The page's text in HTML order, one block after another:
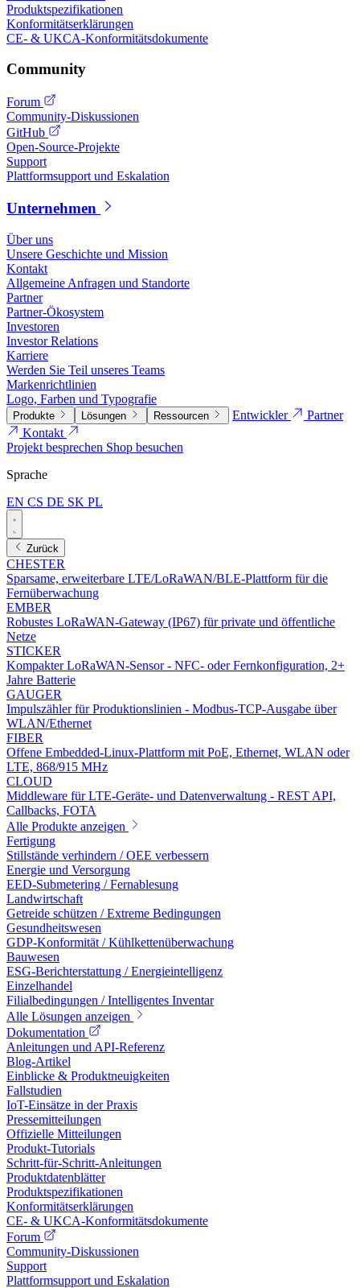
Produktspezifikationen
Konformitätserklärungen
CE- & UKCA-Konformitätsdokumente
Community
Forum
Community-Diskussionen
GitHub
Open-Source-Projekte
Support
Plattformsupport und Eskalation
Unternehmen
Über uns
Unsere Geschichte und Mission
Kontakt
Allgemeine Anfragen und Standorte
Partner
Partner-Ökosystem
Investoren
Investor Relations
Karriere
Werden Sie Teil unseres Teams
Markenrichtlinien
Logo, Farben und Typografie
Produkte Lösungen Ressourcen Entwickler
Partner
Kontakt
Projekt besprechen Shop besuchen
Sprache
EN CS DE SK PL
Zurück
CHESTER
Sparsame, erweiterbare LTE/LoRaWAN/BLE-Plattform für die
Fernüberwachung
EMBER
Robustes LoRaWAN-Gateway (IP67) für private und öffentliche
Netze
STICKER
Kompakter LoRaWAN-Sensor - NFC- oder Fernkonfiguration, 2+
Jahre Batterie
GAUGER
Impulszähler für Produktionslinien - Modbus-TCP-Ausgabe über
WLAN/Ethernet
FIBER
Offene Embedded-Linux-Plattform mit PoE, Ethernet, WLAN oder
LTE, 868/915 MHz
CLOUD
Middleware für LTE-Geräte- und Datenverwaltung - REST API,
Callbacks, FOTA
Alle Produkte anzeigen
Fertigung
Stillstände verhindern / OEE verbessern
Energie und Versorgung
EED-Submetering / Fernablesung
Landwirtschaft
Getreide schützen / Extreme Bedingungen
Gesundheitswesen
GDP-Konformität / Kühlkettenüberwachung
Bauwesen
ESG-Berichterstattung / Energieintelligenz
Einzelhandel
Filialbedingungen / Intelligentes Inventar
Alle Lösungen anzeigen
Dokumentation
Anleitungen und API-Referenz
Blog-Artikel
Einblicke & Produktneuigkeiten
Fallstudien
IoT-Einsätze in der Praxis
Pressemitteilungen
Offizielle Mitteilungen
Produkt-Tutorials
Schritt-für-Schritt-Anleitungen
Produktdatenblätter
Produktspezifikationen
Konformitätserklärungen
CE- & UKCA-Konformitätsdokumente
Forum
Community-Diskussionen
Support
Plattformsupport und Eskalation